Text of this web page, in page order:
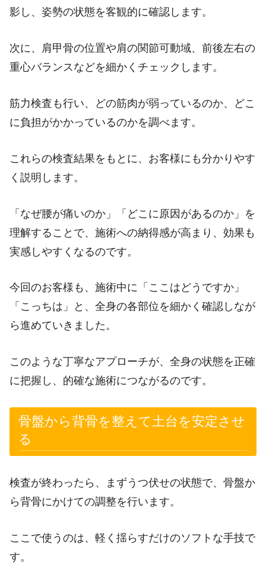
影し、姿勢の状態を客観的に確認します。
次に、肩甲骨の位置や肩の関節可動域、前後左右の
重心バランスなどを細かくチェックします。
筋力検査も行い、どの筋肉が弱っているのか、どこ
に負担がかかっているのかを調べます。
これらの検査結果をもとに、お客様にも分かりやす
く説明します。
「なぜ腰が痛いのか」「どこに原因があるのか」を
理解することで、施術への納得感が高まり、効果も
実感しやすくなるのです。
今回のお客様も、施術中に「ここはどうですか」
「こっちは」と、全身の各部位を細かく確認しなが
ら進めていきました。
このような丁寧なアプローチが、全身の状態を正確
に把握し、的確な施術につながるのです。
骨盤から背骨を整えて土台を安定させ
る
検査が終わったら、まずうつ伏せの状態で、骨盤か
ら背骨にかけての調整を行います。
ここで使うのは、軽く揺らすだけのソフトな手技で
す。